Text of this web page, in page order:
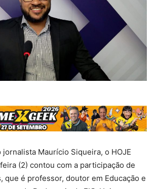
jornalista Maurício Siqueira, o HOJE
(2) contou com a participação de
que é professor, doutor em Educação e